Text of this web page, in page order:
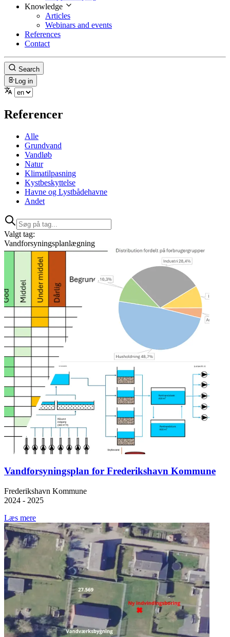
Knowledge
Articles
Webinars and events
References
Contact
Search
Log in
Referencer
Alle
Grundvand
Vandløb
Natur
Klimatilpasning
Kystbeskyttelse
Havne og Lystbådehavne
Andet
Valgt tag:
Vandforsyningsplanlægning
Vandforsyningsplan for Frederikshavn Kommune
Frederikshavn Kommune
2024 - 2025
Læs mere